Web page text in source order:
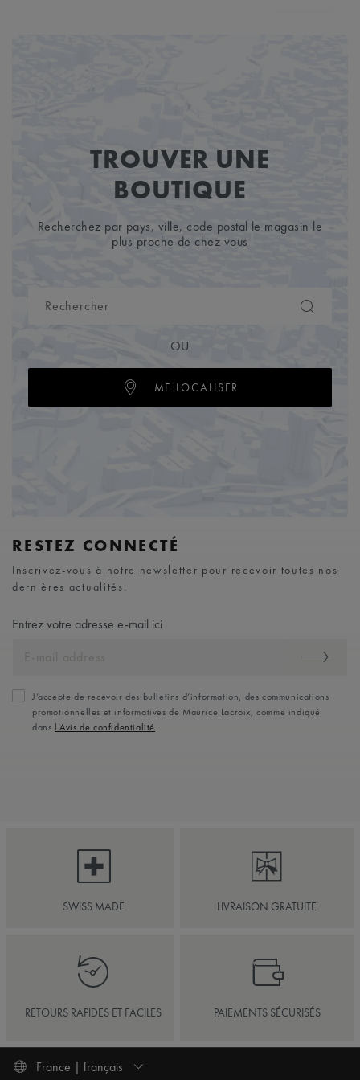
TROUVER UNE
BOUTIQUE
Recherchez par pays, ville, code postal le magasin le
plus proche de chez vous
OU
ME LOCALISER
RESTEZ CONNECTÉ
Inscrivez-vous à notre newsletter pour recevoir toutes nos
dernières actualités.
Entrez votre adresse e-mail ici
J’accepte de recevoir des bulletins d’information, des communications
promotionnelles et informatives de Maurice Lacroix, comme indiqué
dans l’Avis de confidentialité
SWISS MADE LIVRAISON GRATUITE
RETOURS RAPIDES ET FACILES PAIEMENTS SÉCURISÉS
France | français